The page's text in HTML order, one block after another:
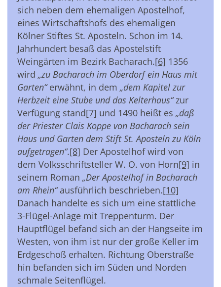
sich neben dem ehemaligen Apostelhof,
eines Wirtschaftshofs des ehemaligen
Kölner Stiftes St. Aposteln. Schon im 14.
Jahrhundert besaß das Apostelstift
Weingärten im Bezirk Bacharach.[6] 1356
wird „zu Bacharach im Oberdorf ein Haus mit
Garten“erwähnt, in dem „dem Kapitel zur
Herbzeit eine Stube und das Kelterhaus“zur
Verfügung stand[7] und 1490 heißt es „daß
der Priester Clais Koppe von Bacharach sein
Haus und Garten dem Stift St. Aposteln zu Köln
aufgetragen“.[8] Der Apostelhof wird von
dem Volksschriftsteller W. O. von Horn[9] in
seinem Roman „Der Apostelhof in Bacharach
am Rhein“ausführlich beschrieben.[10]
Danach handelte es sich um eine stattliche
3-Flügel-Anlage mit Treppenturm. Der
Hauptflügel befand sich an der Hangseite im
Westen, von ihm ist nur der große Keller im
Erdgeschoß erhalten. Richtung Oberstraße
hin befanden sich im Süden und Norden
schmale Seitenflügel.